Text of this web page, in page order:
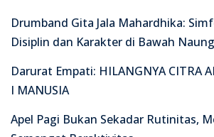
Drumband Gita Jala Mahardhika:
Disiplin dan Karakter di Bawah
Darurat Empati: HILANGNYA CITRA
I MANUSIA
Apel Pagi Bukan Sekadar Rutinitas,